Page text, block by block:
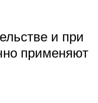
и при
применяют